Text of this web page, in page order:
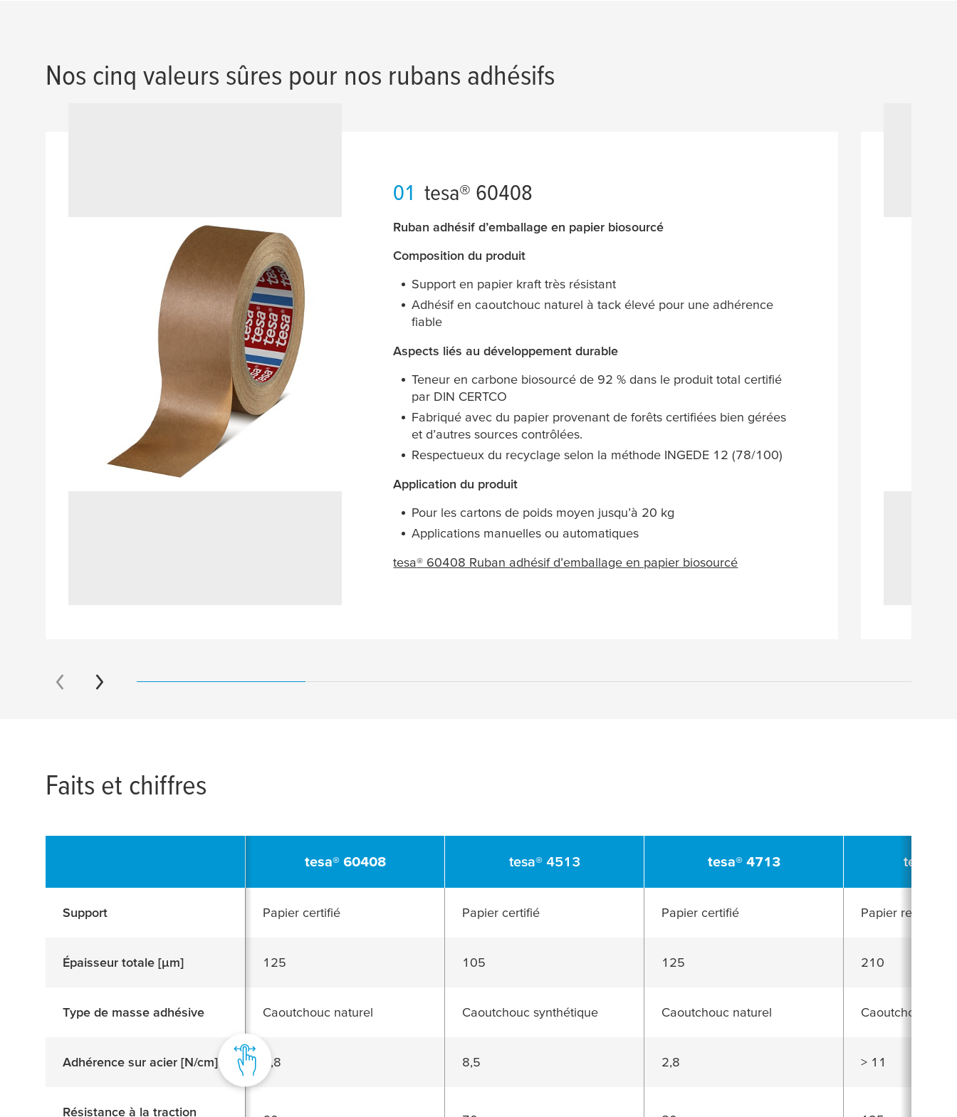
Nos cinq valeurs sûres pour nos rubans adhésifs
01 tesa® 60408
Ruban adhésif d’emballage en papier biosourcé
Composition du produit
Support en papier kraft très résistant
Adhésif en caoutchouc naturel à tack élevé pour une adhérence
fiable
Aspects liés au développement durable
Teneur en carbone biosourcé de 92 % dans le produit total certifié
par DIN CERTCO
Fabriqué avec du papier provenant de forêts certifiées bien gérées
et d’autres sources contrôlées.
Respectueux du recyclage selon la méthode INGEDE 12 (78/100)
Application du produit
Pour les cartons de poids moyen jusqu’à 20 kg
Applications manuelles ou automatiques
tesa® 60408 Ruban adhésif d’emballage en papier biosourcé
Faits et chiffres
tesa® 60408 tesa® 4513 tesa® 4713 tesa
Support Papier certifié Papier certifié Papier certifié Papier renforcé
Épaisseur totale [μm] 125 105 125 210
Type de masse adhésive Caoutchouc naturel Caoutchouc synthétique Caoutchouc naturel Caoutchouc
Adhérence sur acier [N/cm] 2,8 8,5 2,8 > 11
Résistance à la traction